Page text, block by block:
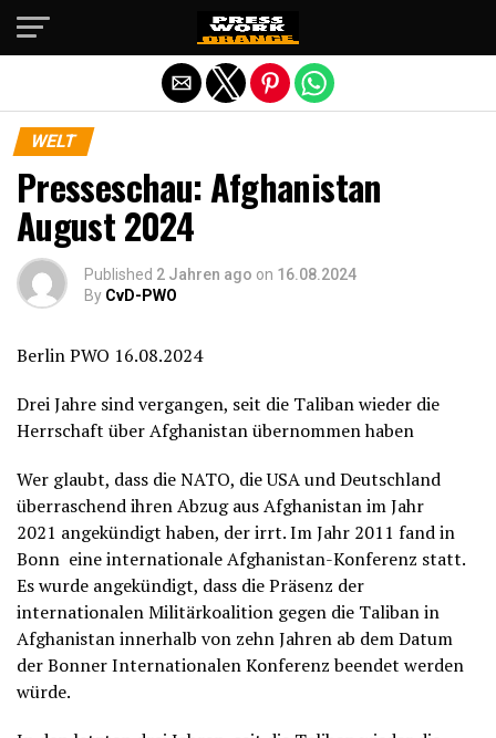
WELT
Presseschau: Afghanistan
August 2024
Published 2 Jahren ago on 16.08.2024
By CvD-PWO
Berlin PWO 16.08.2024
Drei Jahre sind vergangen, seit die Taliban wieder die
Herrschaft über Afghanistan übernommen haben
Wer glaubt, dass die NATO, die USA und Deutschland
überraschend ihren Abzug aus Afghanistan im Jahr
2021 angekündigt haben, der irrt. Im Jahr 2011 fand in
Bonn eine internationale Afghanistan-Konferenz statt.
Es wurde angekündigt, dass die Präsenz der
internationalen Militärkoalition gegen die Taliban in
Afghanistan innerhalb von zehn Jahren ab dem Datum
der Bonner Internationalen Konferenz beendet werden
würde.
Die mobile Version verlassen